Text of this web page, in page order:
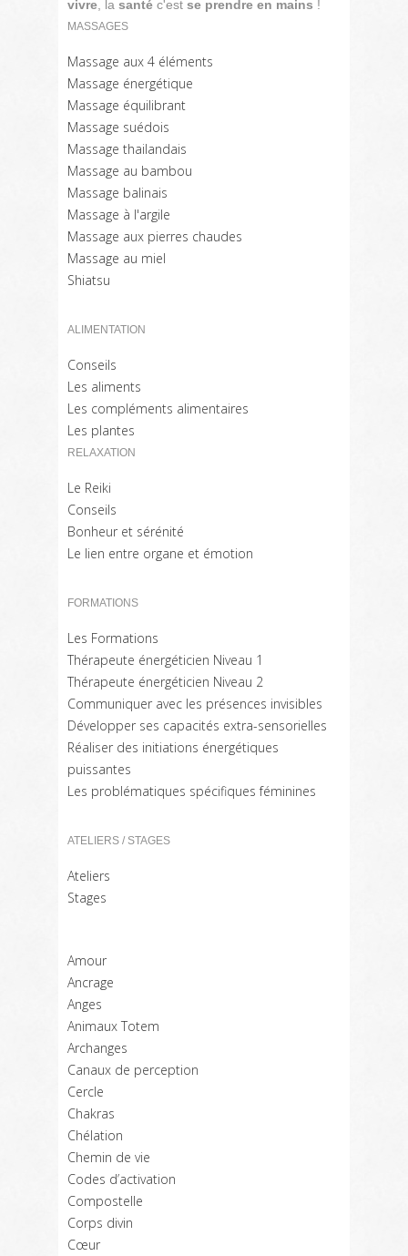
vivre , la santé c'est se prendre en mains !
MASSAGES
Massage aux 4 éléments
Massage énergétique
Massage équilibrant
Massage suédois
Massage thailandais
Massage au bambou
Massage balinais
Massage à l'argile
Massage aux pierres chaudes
Massage au miel
Shiatsu
ALIMENTATION
Conseils
Les aliments
Les compléments alimentaires
Les plantes
RELAXATION
Le Reiki
Conseils
Bonheur et sérénité
Le lien entre organe et émotion
FORMATIONS
Les Formations
Thérapeute énergéticien Niveau 1
Thérapeute énergéticien Niveau 2
Communiquer avec les présences invisibles
Développer ses capacités extra-sensorielles
Réaliser des initiations énergétiques
puissantes
Les problématiques spécifiques féminines
ATELIERS / STAGES
Ateliers
Stages
Amour
Ancrage
Anges
Animaux Totem
Archanges
Canaux de perception
Cercle
Chakras
Chélation
Chemin de vie
Codes d’activation
Compostelle
Corps divin
Cœur